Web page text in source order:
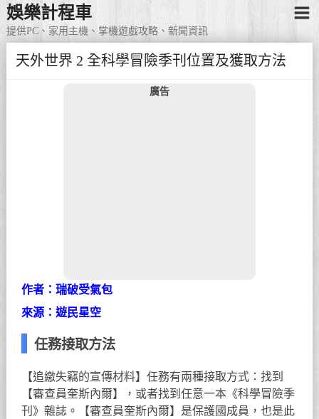
娛樂計程車
提供PC、家用主機、掌機遊戲攻略、新聞資訊
天外世界 2 全科學冒險季刊位置及獲取方法
廣告
作者：瑞破受氣包
來源：遊民星空
任務接取方法
【追繳失竊的宣傳材料】任務有兩種接取方式：找到
【審查員奎斯內爾】，或者找到任意一本《科學冒險季
刊》雜誌。【審查員奎斯內爾】是保護國成員，也是此